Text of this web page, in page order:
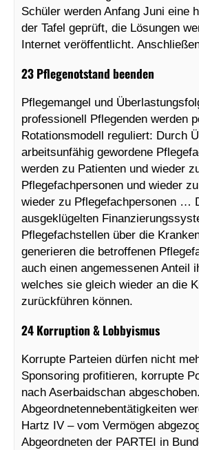
Schüler werden Anfang Juni eine
der Tafel geprüft, die Lösungen
Internet veröffentlicht.
23 Pflegenotstand beenden
Pflegemangel und
professionell Pflegenden werden
Rotationsmodell reguliert: Durch
arbeitsunfähig gewordene
werden zu Patienten und wieder
Pflegefachpersonen und wieder
wieder zu Pflegefachpersonen …
ausgeklügelten
Pflegefachstellen über die
generieren die betroffenen
auch einen angemessenen Anteil
welches sie gleich wieder an die
zurückführen können.
24 Korruption & Lobbyismus
Korrupte Parteien dürfen nicht
Sponsoring profitieren, korrupte
nach Aserbaidschan
Abgeordnetennebentätigkeiten
Hartz IV – vom Vermögen
Abgeordneten der PARTEI in